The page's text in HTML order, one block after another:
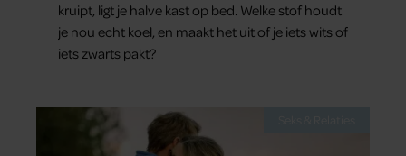
kruipt, ligt je halve kast op bed. Welke stof houdt
je nou echt koel, en maakt het uit of je iets wits of
iets zwarts pakt?